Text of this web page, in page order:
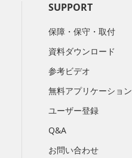
SUPPORT
保障・保守・取付
資料ダウンロード
参考ビデオ
無料アプリケーション
ユーザー登録
Q&A
お問い合わせ